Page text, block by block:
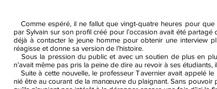
Comme espéré, il ne fallut que vingt-quatre heures pour que
par Sylvain sur son profil créé pour l’occasion avait été
déjà à contacter le jeune homme pour obtenir une interview
réagisse et donne sa version de l’histoire.
Sous la pression du public et avec un soutien de plus en
n’avait même pas pris la peine de dire au revoir à ses
Suite à cette nouvelle, le professeur Tavernier avait appelé
nié être au courant de la manœuvre du plaignant. Sans pouvoir